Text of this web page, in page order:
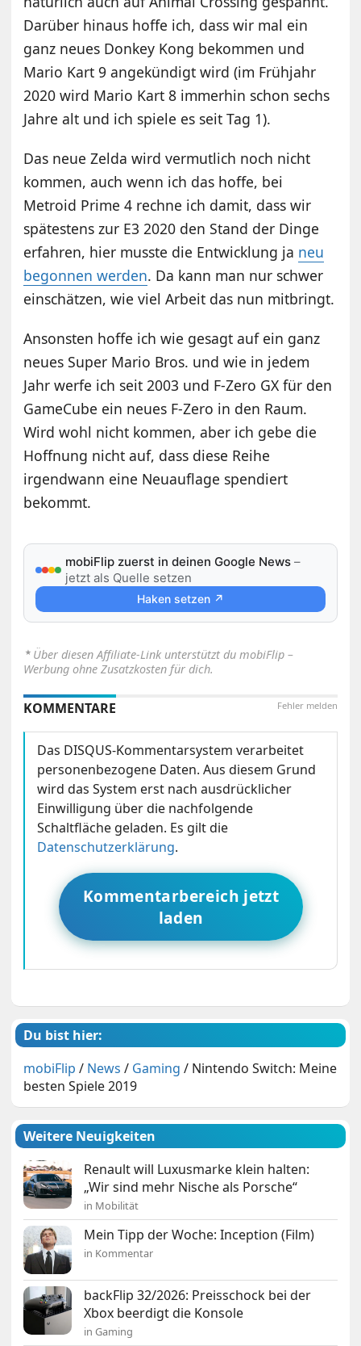
Darüber hinaus hoffe ich, dass wir mal ein
ganz neues Donkey Kong bekommen und
Mario Kart 9 angekündigt wird (im Frühjahr
2020 wird Mario Kart 8 immerhin schon sechs
Jahre alt und ich spiele es seit Tag 1).
Das neue Zelda wird vermutlich noch nicht
kommen, auch wenn ich das hoffe, bei
Metroid Prime 4 rechne ich damit, dass wir
spätestens zur E3 2020 den Stand der Dinge
erfahren, hier musste die Entwicklung ja neu
begonnen werden. Da kann man nur schwer
einschätzen, wie viel Arbeit das nun mitbringt.
Ansonsten hoffe ich wie gesagt auf ein ganz
neues Super Mario Bros. und wie in jedem
Jahr werfe ich seit 2003 und F-Zero GX für den
GameCube ein neues F-Zero in den Raum.
Wird wohl nicht kommen, aber ich gebe die
Hoffnung nicht auf, dass diese Reihe
irgendwann eine Neuauflage spendiert
bekommt.
mobiFlip zuerst in deinen Google News –
jetzt als Quelle setzen
Haken setzen ↗
⋆ Über diesen Affiliate-Link unterstützt du mobiFlip –
Werbung ohne Zusatzkosten für dich.
Fehler melden
KOMMENTARE
Das DISQUS-Kommentarsystem verarbeitet
personenbezogene Daten. Aus diesem Grund
wird das System erst nach ausdrücklicher
Einwilligung über die nachfolgende
Schaltfläche geladen. Es gilt die
Datenschutzerklärung.
Kommentarbereich jetzt
laden
Du bist hier:
mobiFlip / News / Gaming / Nintendo Switch: Meine
besten Spiele 2019
Weitere Neuigkeiten
Renault will Luxusmarke klein halten:
„Wir sind mehr Nische als Porsche“
in Mobilität
Mein Tipp der Woche: Inception (Film)
in Kommentar
backFlip 32/2026: Preisschock bei der
Xbox beerdigt die Konsole
in Gaming